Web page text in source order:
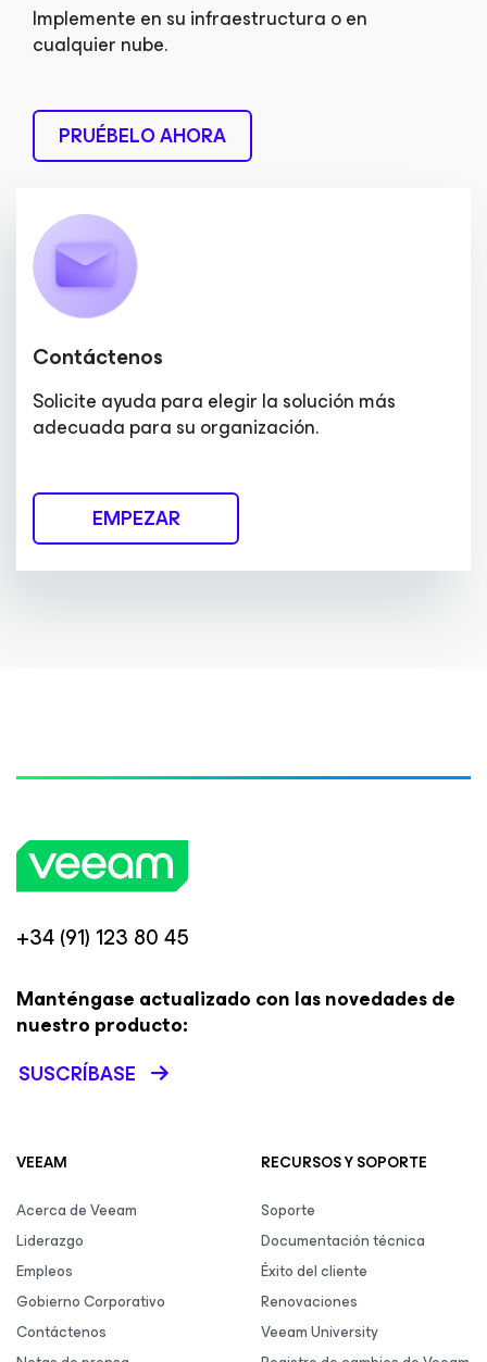
Implemente en su infraestructura o en
cualquier nube.
PRUÉBELO AHORA
Contáctenos
Solicite ayuda para elegir la solución más
adecuada para su organización.
EMPEZAR
+34 (91) 123 80 45
Manténgase actualizado con las novedades de
nuestro producto:
SUSCRÍBASE
VEEAM
Acerca de Veeam
Liderazgo
Empleos
Gobierno Corporativo
Contáctenos
RECURSOS Y SOPORTE
Soporte
Documentación técnica
Éxito del cliente
Renovaciones
Veeam University